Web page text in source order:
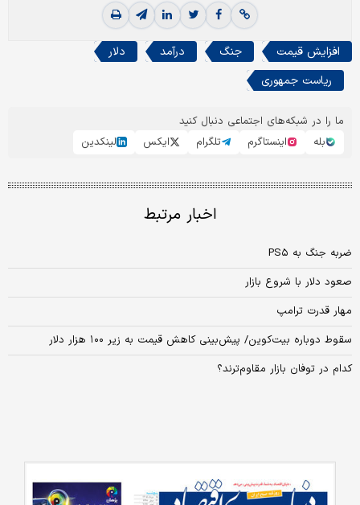
افزایش قیمت جنگ درآمد
دلار
ریاست جمهوری
ما را در شبکه‌های اجتماعی دنبال کنید
بله
اینستاگرم تلگرام ایکس لینکدین
اخبار مرتبط
ضربه جنگ به PS۵
صعود دلار با شروع بازار
مهار قدرت ترامپ
سقوط دوباره بیت‌کوین/ پیش‌بینی کاهش قیمت به زیر ۱۰۰ هزار دلار
کدام در توفان بازار مقاوم‌ترند؟